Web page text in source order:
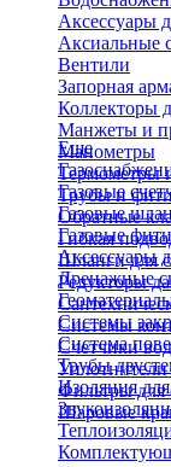
Аксессуары
Аксиальные
Вентили
Запорная
Коллекторы
Манжеты и
Манометры
Термометры
Трубы и
Обратные
Гибкая
Шланги для
Редукторы
Системы
Счетчики
Уплотнители
Фильтры для
Шаровые
Еще
Газовые
Газовые
Газовые
Аксессуары
Дренажные
Системы
Система
Трубы
Изоляция